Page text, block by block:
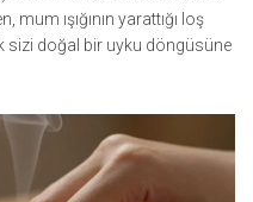
mum ışığının yarattığı loş
sizi doğal bir uyku döngüsüne